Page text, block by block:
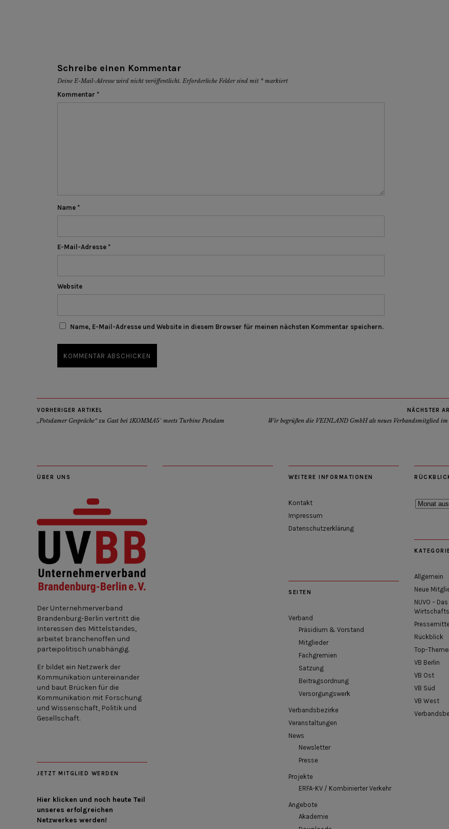
Schreibe einen Kommentar
Deine E-Mail-Adresse wird nicht veröffentlicht. Erforderliche Felder sind mit * markiert
Kommentar *
Name *
E-Mail-Adresse *
Website
Name, E-Mail-Adresse und Website in diesem Browser für meinen nächsten Kommentar speichern.
VORHERIGER ARTIKEL
„Potsdamer Gespräche“ zu Gast bei 1KOMMA5° meets Turbine Potsdam
NÄCHSTER
Wir begrüßen die VEINLAND GmbH als neues Verbandsmitglied
ÜBER UNS
Der Unternehmerverband
Brandenburg-Berlin vertritt die
Interessen des Mittelstandes,
arbeitet branchenoffen und
parteipolitisch unabhängig.
Er bildet ein Netzwerk der
Kommunikation untereinander
und baut Brücken für die
Kommunikation mit Forschung
und Wissenschaft, Politik und
Gesellschaft.
JETZT MITGLIED WERDEN
Hier klicken und noch heute Teil
unseres erfolgreichen
Netzwerkes werden!
WEITERE INFORMATIONEN
Kontakt
Impressum
Datenschutzerklärung
SEITEN
Verband
Präsidium & Vorstand
Mitglieder
Fachgremien
Satzung
Beitragsordnung
Versorgungswerk
Verbandsbezirke
Veranstaltungen
News
Newsletter
Presse
Projekte
ERFA-KV / Kombinierter Verkehr
Angebote
Akademie
Allgemein
Neue
NUVO –
Rückblick
Top-
VB Berlin
VB Ost
VB Süd
VB West